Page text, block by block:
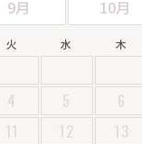
9月 10月
火 水 木
4 5 6
11 12 13